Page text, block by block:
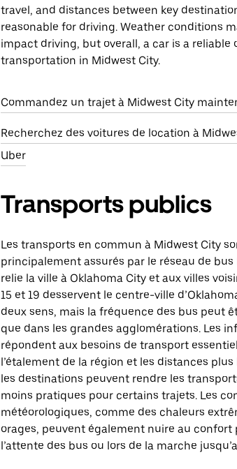
travel, and distances between key
reasonable for driving. Weather conditions
impact driving, but overall, a car is a reliable
transportation in Midwest City.
Commandez un trajet à Midwest City
Recherchez des voitures de location à
Uber
Transports publics
Les transports en commun à Midwest City
principalement assurés par le réseau de bus
relie la ville à Oklahoma City et aux villes
15 et 19 desservent le centre-ville
deux sens, mais la fréquence des bus peut
que dans les grandes agglomérations. Les
répondent aux besoins de transport
l’étalement de la région et les distances
les destinations peuvent rendre les
moins pratiques pour certains trajets. Les
météorologiques, comme des chaleurs
orages, peuvent également nuire au confort
l’attente des bus ou lors de la marche